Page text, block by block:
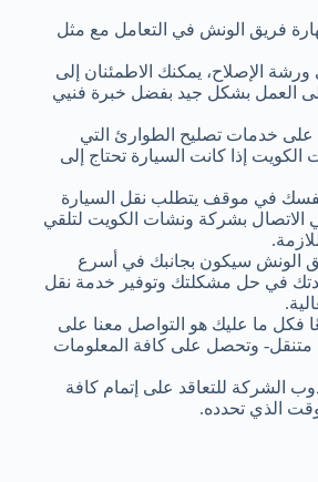
فريق الونش في التعامل مع مثل
ورشة الإصلاح، يمكنك الاطمئنان إلى
العمل بشكل جيد بفضل خبرة فنيي
على خدمات تصليح الطوارئ التي
إذا كانت السيارة تحتاج إلى
نفسك في موقف يتطلب نقل السيارة
الاتصال بشركة ونشات الكويت لتلقي
الونش سيكون بجانبك في أسرع
في حل مشكلتك وتوفير خدمة نقل
فكل ما عليك هو التواصل معنا على
متنقل- وتحصل على كافة المعلومات
الشركة للتعاقد على إتمام كافة
الذي تحدده.